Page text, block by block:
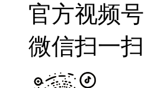
官方视频号
微信扫一扫